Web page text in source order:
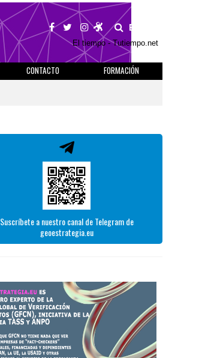
BUSCAR
El tiempo - Tutiempo.net
CONTACTO
FORMACIÓN
Suscríbete a nuestro canal de Telegram de
geoestrategia.eu